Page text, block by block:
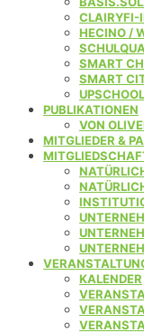
CLAIRYFI-
HECINO /
SMART
SMART
PUBLIKATIONEN
VON
MITGLIEDER &
KALENDER